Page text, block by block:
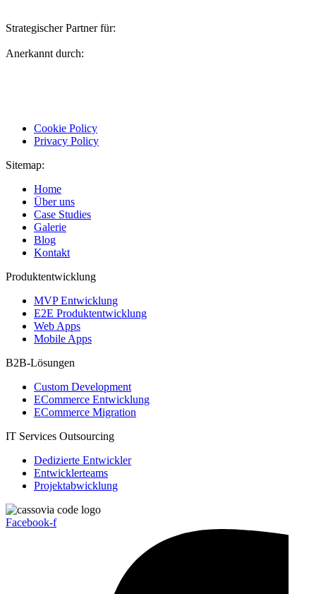
Strategischer Partner für:
Anerkannt durch:
Cookie Policy
Privacy Policy
Sitemap:
Home
Über uns
Case Studies
Galerie
Blog
Kontakt
Produktentwicklung
MVP Entwicklung
E2E Produktentwicklung
Web Apps
Mobile Apps
B2B-Lösungen
Custom Development
ECommerce Entwicklung
ECommerce Migration
IT Services Outsourcing
Dedizierte Entwickler
Entwicklerteams
Projektabwicklung
Facebook-f